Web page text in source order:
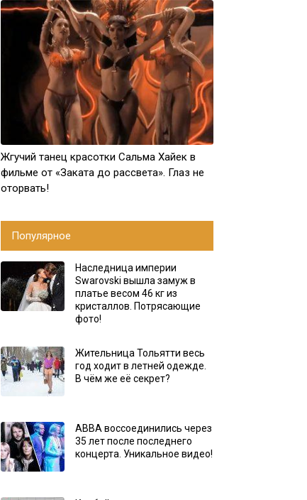
Жгучий танец красотки Сальма Хайек в
фильме от «Заката до рассвета». Глаз не
оторвать!
Популярное
Наследница империи
Swarovski вышла замуж в
платье весом 46 кг из
кристаллов. Потрясающие
фото!
Жительница Тольятти весь
год ходит в летней одежде.
В чём же её секрет?
АВВА воссоединились через
35 лет после последнего
концерта. Уникальное видео!